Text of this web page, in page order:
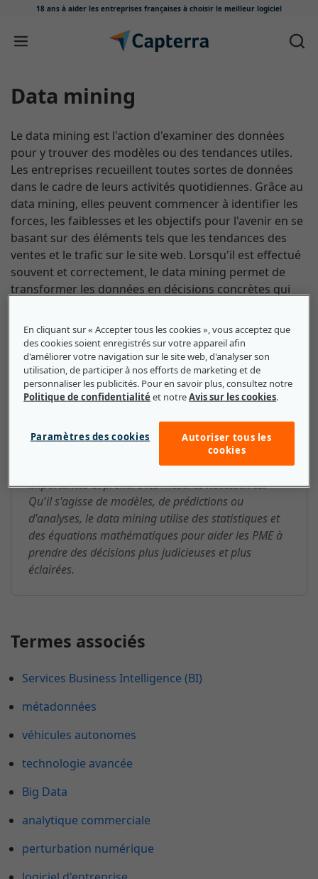
18 ans à aider les entreprises françaises à choisir le meilleur logiciel
Passer au contenu
data mining
Le data mining est l'action d'examiner des données
pour y trouver des modèles ou des tendances utiles.
Les entreprises recueillent toutes sortes de données
dans le cadre de leurs activités quotidiennes. Grâce au
data mining, elles peuvent commencer à identifier les
forces, les faiblesses et les objectifs pour l'avenir en se
basant sur des éléments tels que les tendances des
ventes et le trafic sur le site web. Lorsqu'il est effectué
souvent et correctement, le data mining permet de
transformer les données en décisions concrètes qui
data mining : ce que les petites et
moyennes entreprises doivent
Le data mining permet d'obtenir des informations
qui peuvent être utilisées pour prendre des décisions
importantes et prendre les mesures nécessaires.
Qu'il s'agisse de modèles, de prédictions ou
d'analyses, le data mining utilise des statistiques et
des équations mathématiques pour aider les PME à
prendre des décisions plus judicieuses et plus
éclairées.
Termes associés
Services Business Intelligence (BI)
métadonnées
véhicules autonomes
technologie avancée
Big Data
analytique commerciale
perturbation numérique
En cliquant sur « Accepter tous les cookies », vous acceptez que
des cookies soient enregistrés sur votre appareil afin
d'améliorer votre navigation sur le site web, d'analyser son
utilisation, de participer à nos efforts de marketing et de
personnaliser les publicités. Pour en savoir plus, consultez notre
Politique de confidentialité et notreAvis sur les cookies.
Paramètres des cookies
Autoriser tous les
cookies